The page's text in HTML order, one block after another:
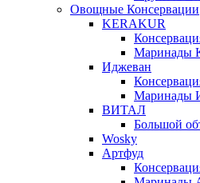
Овощные Консервации
KERAKUR
Маринады
Иджеван
Маринады
ВИТАЛ
Большой
Wosky
Артфуд